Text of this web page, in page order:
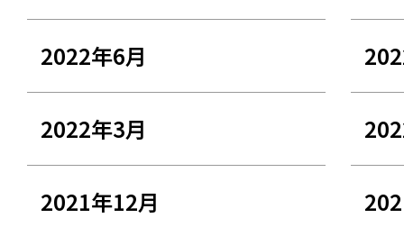
2022年6月
2022年3月
2021年12月